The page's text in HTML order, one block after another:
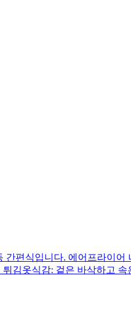
편식입니다. 에어프라이어
김옷식감: 겉은 바삭하고